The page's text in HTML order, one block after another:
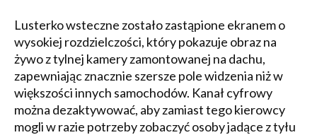
Lusterko wsteczne zostało zastąpione ekranem o
wysokiej rozdzielczości, który pokazuje obraz na
żywo z tylnej kamery zamontowanej na dachu,
zapewniając znacznie szersze pole widzenia niż w
większości innych samochodów. Kanał cyfrowy
można dezaktywować, aby zamiast tego kierowcy
mogli w razie potrzeby zobaczyć osoby jadące z tyłu